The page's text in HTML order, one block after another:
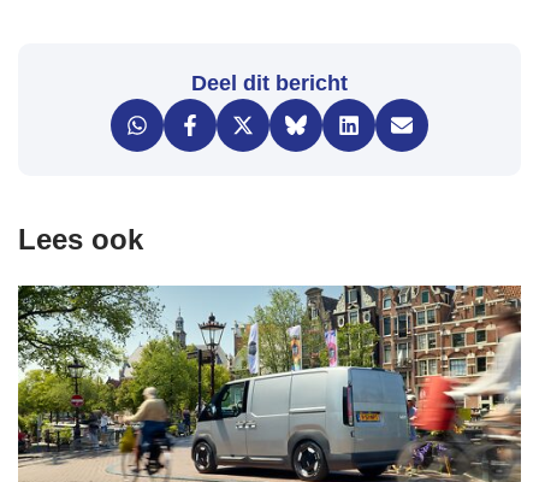
Deel dit bericht
Lees ook